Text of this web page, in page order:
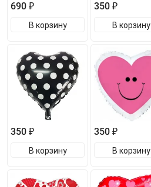
690 ₽
В корзину
350 ₽
В корзину
350 ₽
В корзину
350 ₽
В корзину